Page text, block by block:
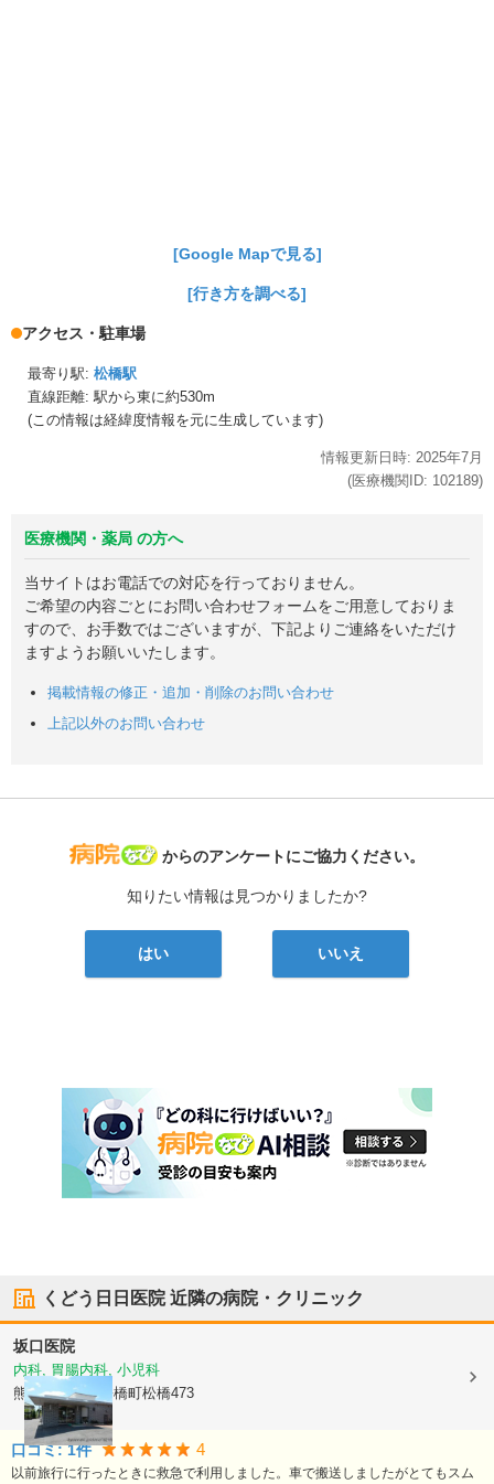
[Google Mapで見る]
[行き方を調べる]
アクセス・駐車場
最寄り駅: 松橋駅
直線距離: 駅から東に約530m
(この情報は経緯度情報を元に生成しています)
情報更新日時: 2025年7月
(医療機関ID: 102189)
医療機関・薬局 の方へ
当サイトはお電話での対応を行っておりません。
ご希望の内容ごとにお問い合わせフォームをご用意しておりま
すので、お手数ではございますが、下記よりご連絡をいただけ
ますようお願いいたします。
掲載情報の修正・追加・削除のお問い合わせ
上記以外のお問い合わせ
病院なび
からのアンケートにご協力ください。
知りたい情報は見つかりましたか?
はい いいえ
くどう日日医院近隣の病院・クリニック
坂口医院
内科, 胃腸内科, 小児科
熊本県宇城市 松橋町松橋473
口コミ:1件 4
以前旅行に行ったときに救急で利用しました。車で搬送しましたがとてもスム